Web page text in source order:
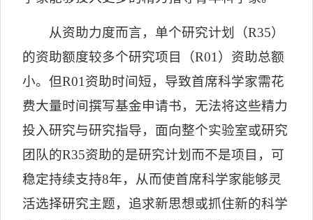
从资助力度而言，单个研究计划（R35）
的资助额度较多个研究项目（R01 ）资助总额
小。但R01 资助时间短，导致首席科学家需花
费大量时间撰写基金申请书，无法将这些精力
投入研究与研究指导，面向整个实验室或研究
团队的R35资助的是研究计划而不是项目，可
稳定持续支持8年，从而使首席科学家能够灵
活选择研究主题，追求新思想或抓住新的科学